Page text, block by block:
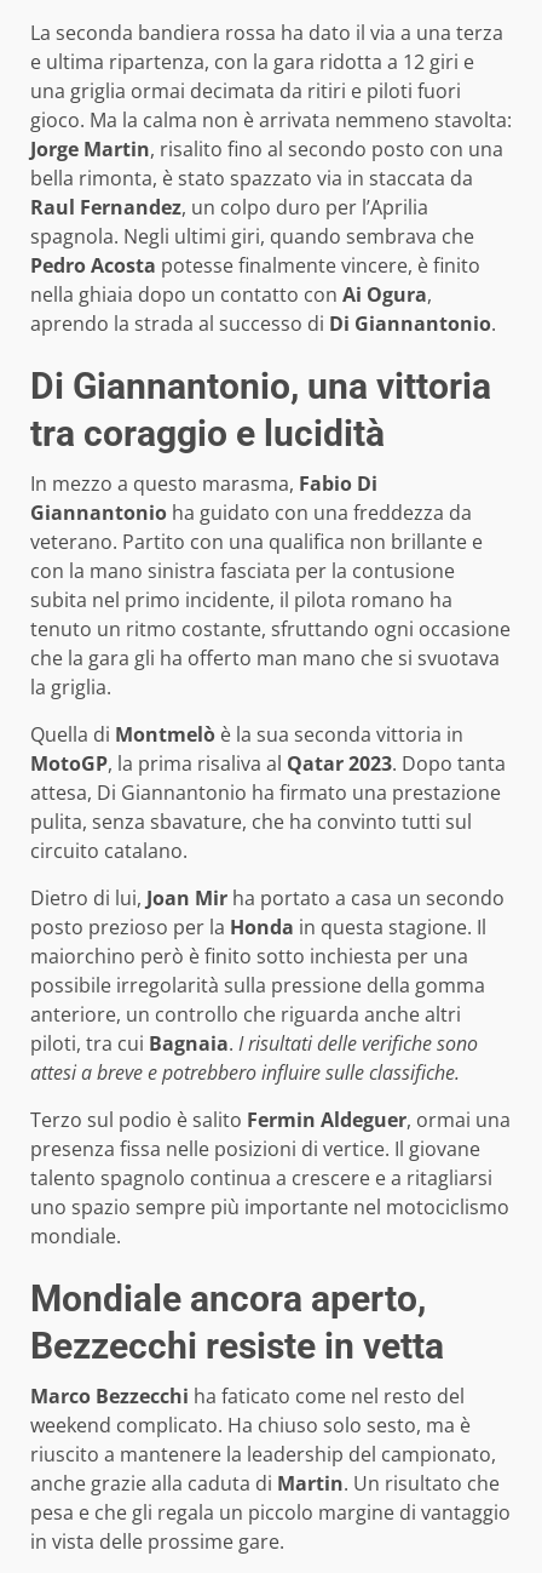
La seconda bandiera rossa ha dato il via a una terza
e ultima ripartenza, con la gara ridotta a 12 giri e
una griglia ormai decimata da ritiri e piloti fuori
gioco. Ma la calma non è arrivata nemmeno stavolta:
Jorge Martin, risalito fino al secondo posto con una
bella rimonta, è stato spazzato via in staccata da
Raul Fernandez, un colpo duro per l’Aprilia
spagnola. Negli ultimi giri, quando sembrava che
Pedro Acosta potesse finalmente vincere, è finito
nella ghiaia dopo un contatto con Ai Ogura,
aprendo la strada al successo di Di Giannantonio.
Di Giannantonio, una vittoria
tra coraggio e lucidità
In mezzo a questo marasma, Fabio Di
Giannantonio ha guidato con una freddezza da
veterano. Partito con una qualifica non brillante e
con la mano sinistra fasciata per la contusione
subita nel primo incidente, il pilota romano ha
tenuto un ritmo costante, sfruttando ogni occasione
che la gara gli ha offerto man mano che si svuotava
la griglia.
Quella di Montmelò è la sua seconda vittoria in
MotoGP, la prima risaliva al Qatar 2023. Dopo tanta
attesa, Di Giannantonio ha firmato una prestazione
pulita, senza sbavature, che ha convinto tutti sul
circuito catalano.
Dietro di lui, Joan Mir ha portato a casa un secondo
posto prezioso per la Honda in questa stagione. Il
maiorchino però è finito sotto inchiesta per una
possibile irregolarità sulla pressione della gomma
anteriore, un controllo che riguarda anche altri
piloti, tra cui Bagnaia. I risultati delle verifiche sono
attesi a breve e potrebbero influire sulle classifiche.
Terzo sul podio è salito Fermin Aldeguer, ormai una
presenza fissa nelle posizioni di vertice. Il giovane
talento spagnolo continua a crescere e a ritagliarsi
uno spazio sempre più importante nel motociclismo
mondiale.
Mondiale ancora aperto,
Bezzecchi resiste in vetta
Marco Bezzecchi ha faticato come nel resto del
weekend complicato. Ha chiuso solo sesto, ma è
riuscito a mantenere la leadership del campionato,
anche grazie alla caduta di Martin. Un risultato che
pesa e che gli regala un piccolo margine di vantaggio
in vista delle prossime gare.